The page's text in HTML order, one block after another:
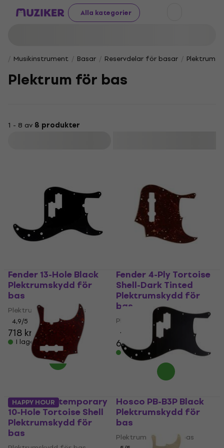
Alla kategorier
Musikinstrument Basar Reservdelar för basar Plektrum
Plektrum för bas
1 - 8 av 8 produkter
Fender 13-Hole Black
Plektrumskydd för
bas
Plektrumskydd för bas
4,9/5
718 kr
I lager för E-shop
Fender 4-Ply Tortoise
Shell-Dark Tinted
Plektrumskydd för
bas
Plektrumskydd för bas
4,9
652 kr
I lager för E-shop
Fender Contemporary
10-Hole Tortoise Shell
Plektrumskydd för
bas
Hosco PB-B3P Black
Plektrumskydd för
bas
Plektrumskydd för bas
HAPPY HOUR